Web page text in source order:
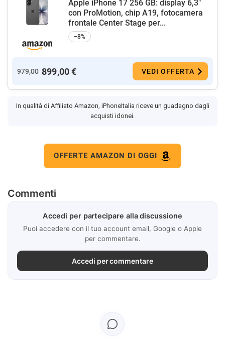
Apple iPhone 17 256 GB: display 6,3"
con ProMotion, chip A19, fotocamera
frontale Center Stage per...
−8%
979,00 899,00 € VEDI OFFERTA
In qualità di Affiliato Amazon, iPhoneItalia riceve un guadagno dagli
acquisti idonei.
OFFERTE AMAZON DI OGGI
Commenti
Accedi per partecipare alla discussione
Puoi accedere con il tuo account email, Google o Apple
per commentare.
Accedi per commentare